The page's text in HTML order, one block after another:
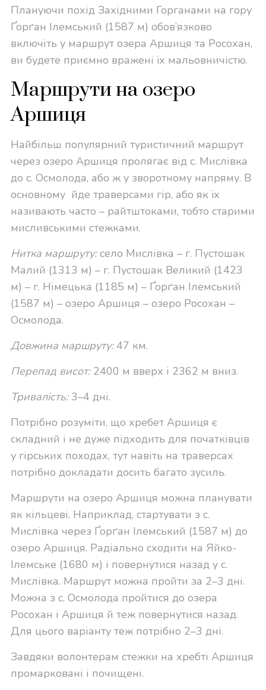
Плануючи похід Західними Горганами на гору
Ґорґан Ілемський (1587 м) обов’язково
включіть у маршрут озера Аршиця та Росохан,
ви будете приємно вражені їх мальовничістю.
Маршрути на озеро
Аршиця
Найбільш популярний туристичний маршрут
через озеро Аршиця пролягає від с. Мислівка
до с. Осмолода, або ж у зворотному напряму. В
основному йде траверсами гір, або як їх
називають часто – райтштоками, тобто старими
мисливськими стежками.
Нитка маршруту:село Мислівка – г. Пустошак
Малий (1313 м) – г. Пустошак Великий (1423
м) – г. Німецька (1185 м) – Ґорґан Ілемський
(1587 м) – озеро Аршиця – озеро Росохан –
Осмолода.
Довжина маршруту:47 км.
Перепад висот:2400 м вверх і 2362 м вниз.
Тривалість:3–4 дні.
Потрібно розуміти, що хребет Аршиця є
складний і не дуже підходить для початківців
у гірських походах, тут навіть на траверсах
потрібно докладати досить багато зусиль.
Маршрути на озеро Аршиця можна планувати
як кільцеві. Наприклад, стартувати з с.
Мислівка через Ґорґан Ілемський (1587 м) до
озеро Аршиця. Радіально сходити на Яйко-
Ілемське (1680 м) і повернутися назад у с.
Мислівка. Маршрут можна пройти за 2–3 дні.
Можна з с. Осмолода пройтися до озера
Росохан і Аршиця й теж повернутися назад.
Для цього варіанту теж потрібно 2–3 дні.
Завдяки волонтерам стежки на хребті Аршиця
промарковані і почищені.